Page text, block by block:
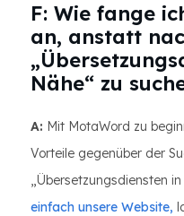
F: Wie fange
an, anstatt
Nähe“ zu
A: Mit MotaWord zu
Vorteile gegenüber der
„Übersetzungsdiensten
einfach unsere Website,